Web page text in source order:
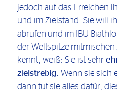
jedoch auf das Erreichen
und im Zielstand. Sie will
abrufen und im IBU
der Weltspitze
kennt, weiß: Sie ist sehr
zielstrebig. Wenn sie sich
dann tut sie alles dafür,